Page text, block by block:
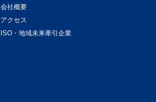
会社概要
アクセス
ISO・地域未来牽引企業